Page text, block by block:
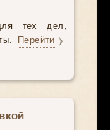
тех дел,
Перейти